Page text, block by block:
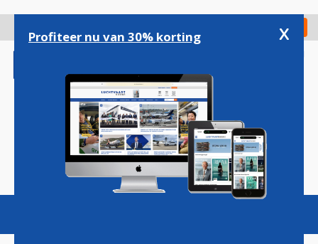
gaan
Check in
Magazine Podcasts Vacatures
Profiteer nu van 30% korting x